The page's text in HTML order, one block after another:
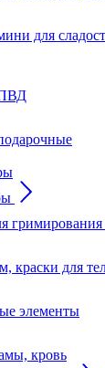
для
гримирования
краски для
элементы
кровь